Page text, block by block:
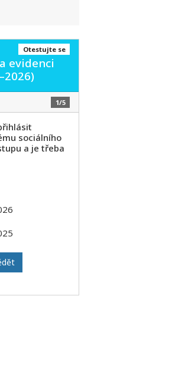
Otestujte se
evidenci
1/5
sociálního
a je třeba